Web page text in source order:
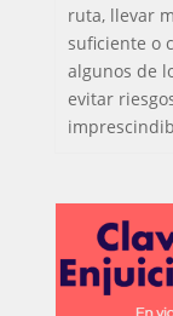
ruta, llevar
suficiente o
algunos de
evitar